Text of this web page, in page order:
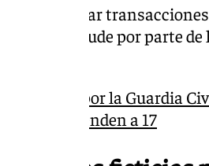
simular
del fraude por parte
en Córdoba por la Guardia
ascienden a 17